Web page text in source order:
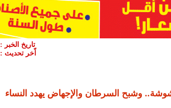
تاريخ الخبر :
اّخر تحديث :
وشبح السرطان والإجهاض يهدد النساء